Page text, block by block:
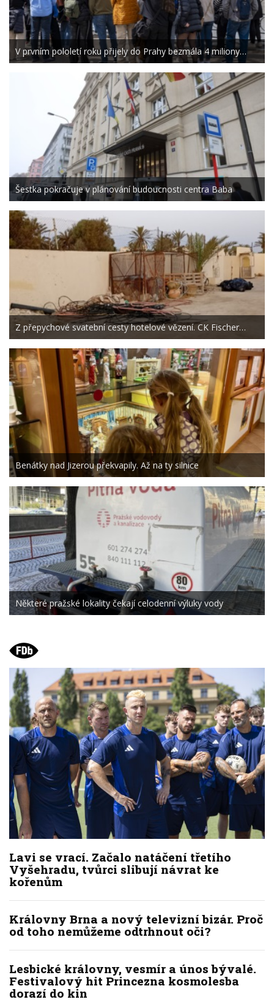
V prvním pololetí roku přijely do Prahy bezmála 4 miliony…
Šestka pokračuje v plánování budoucnosti centra Baba
Z přepychové svatební cesty hotelové vězení. CK Fischer…
Benátky nad Jizerou překvapily. Až na ty silnice
Některé pražské lokality čekají celodenní výluky vody
Lavi se vrací. Začalo natáčení třetího
Vyšehradu, tvůrci slibují návrat ke
kořenům
Královny Brna a nový televizní bizár. Proč
od toho nemůžeme odtrhnout oči?
Lesbické královny, vesmír a únos bývalé.
Festivalový hit Princezna kosmolesba
dorazí do kin